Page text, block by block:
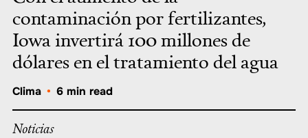
contaminación por fertilizantes,
Iowa invertirá 100 millones de
dólares en el tratamiento del agua
Clima • 6 min read
Noticias